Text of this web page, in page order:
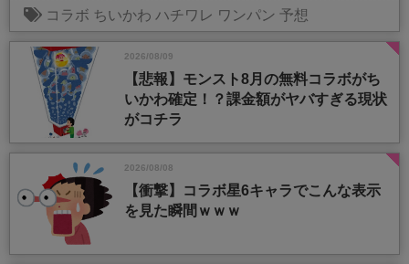
コラボ ちいかわ ハチワレ ワンパン 予想
2026/08/09
【悲報】モンスト8月の無料コラボがち
いかわ確定！？課金額がヤバすぎる現状
がコチラ
2026/08/08
【衝撃】コラボ星6キャラでこんな表示
を見た瞬間ｗｗｗ